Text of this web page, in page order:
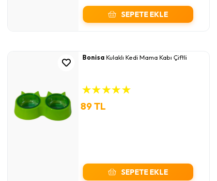
SEPETE EKLE
Bonisa Kulaklı Kedi Mama Kabı Çiftli
★★★★★
89 TL
SEPETE EKLE